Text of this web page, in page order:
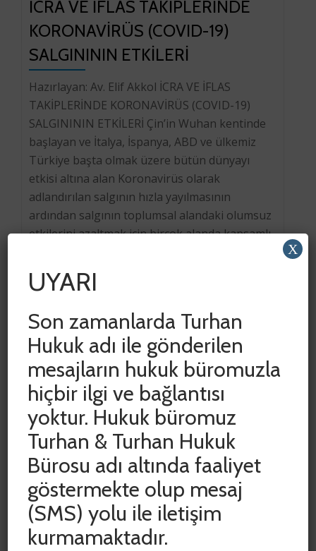
İCRA VE İFLAS TAKİPLERİNDE
KORONAVİRÜS (COVID-19)
SALGINININ ETKİLERİ
Hazırlayan: Av. Elif Akkol İCRA VE İFLAS
TAKİPLERİNDE KORONAVİRÜS (COVID-19)
SALGINININ ETKİLERİ Çin’in Wuhan kentinde
başlayan ve İtalya, İspanya, ABD ve ülkemiz
Türkiye başta olmak üzere bütün dünyayı
etkisi altına alan Koronavirüs olarak
adlandırılan salgının hızla yayılmasının
ardından salgının toplumsal alandaki olumsuz
etkilerini azaltmak için birçok alanda kapsamlı
tedbirler de alınmaya […]
SON YAZILAR
ADLİ VE İDARİ YARGIDA HAK KAYIPLARININ
ÖNLENMESİ AMACIYLA DURDURULAN SÜRELER
CUMHURBAŞKANI KARARIYLA 15 HAZİRAN 2020
TARİHİNE KADAR UZATILDI
COVID-19 SALGINININ İŞYERİ KİRA
SÖZLEŞMELERİNE ETKİSİNİN
UYARI
Son zamanlarda Turhan
Hukuk adı ile gönderilen
mesajların hukuk büromuzla
hiçbir ilgi ve bağlantısı
yoktur. Hukuk büromuz
Turhan & Turhan Hukuk
Bürosu adı altında faaliyet
göstermekte olup mesaj
(SMS) yolu ile iletişim
kurmamaktadır.
X